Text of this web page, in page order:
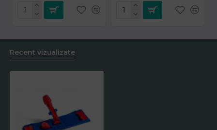
Recent vizualizate